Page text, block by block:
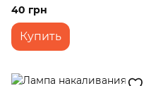
40 грн
Купить